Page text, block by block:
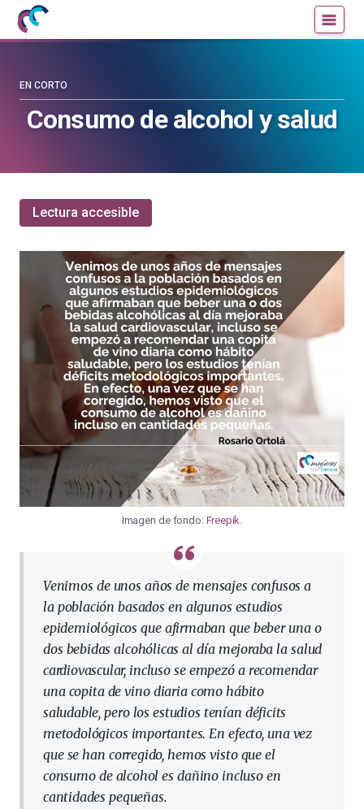
Mujeres
con
UPV/EHU
blog
UPV/EHU
Consumo de alcohol y salud
EN CORTO
Lectura accesible
Imagen de fondo: Freepik.
Venimos de unos años de mensajes confusos a
la población basados en algunos estudios
epidemiológicos que afirmaban que beber una o
dos bebidas alcohólicas al día mejoraba la salud
cardiovascular, incluso se empezó a recomendar
una copita de vino diaria como hábito
saludable, pero los estudios tenían déficits
metodológicos importantes. En efecto, una vez
que se han corregido, hemos visto que el
consumo de alcohol es dañino incluso en
cantidades pequeñas.